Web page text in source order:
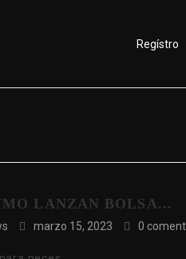
Regístro
LANZAN BOLSA...
marzo 15, 2023 0